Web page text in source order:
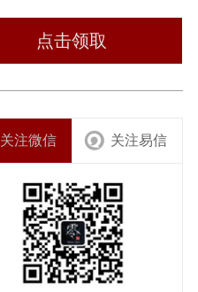
点击领取
关注微信 关注易信